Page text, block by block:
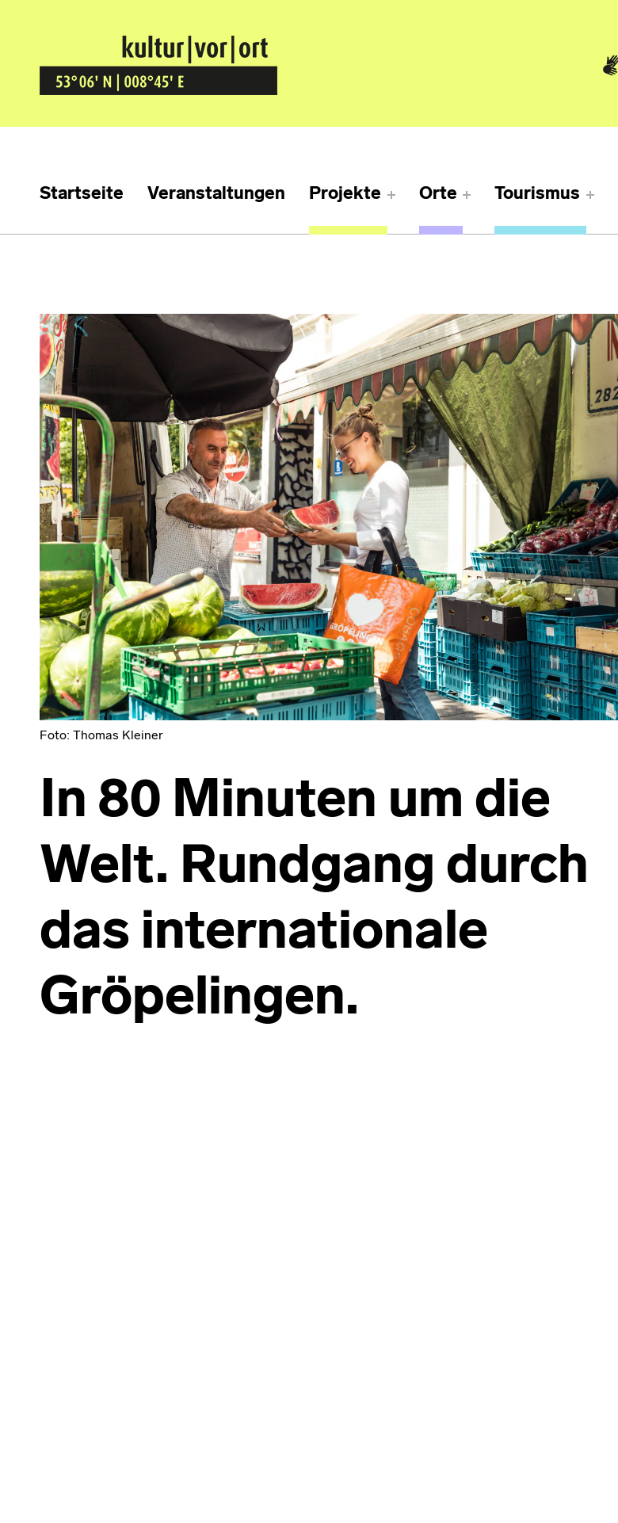
Kultur Vor Ort
BREMEN GRÖPELINGEN
Startseite Veranstaltungen Projekte Orte Tourismus
Foto: Thomas Kleiner
In 80 Minuten um die
Welt. Rundgang durch
das internationale
Gröpelingen.